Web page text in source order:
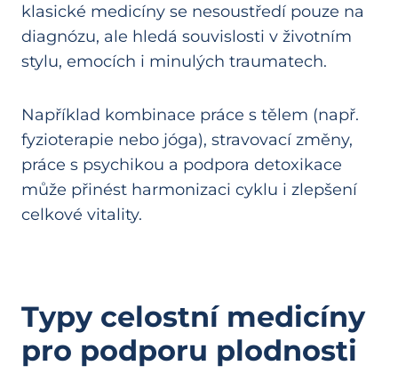
klasické medicíny se nesoustředí pouze na
diagnózu, ale hledá souvislosti v životním
stylu, emocích i minulých traumatech.
Například kombinace práce s tělem (např.
fyzioterapie nebo jóga), stravovací změny,
práce s psychikou a podpora detoxikace
může přinést harmonizaci cyklu i zlepšení
celkové vitality.
Typy celostní medicíny
pro podporu plodnosti